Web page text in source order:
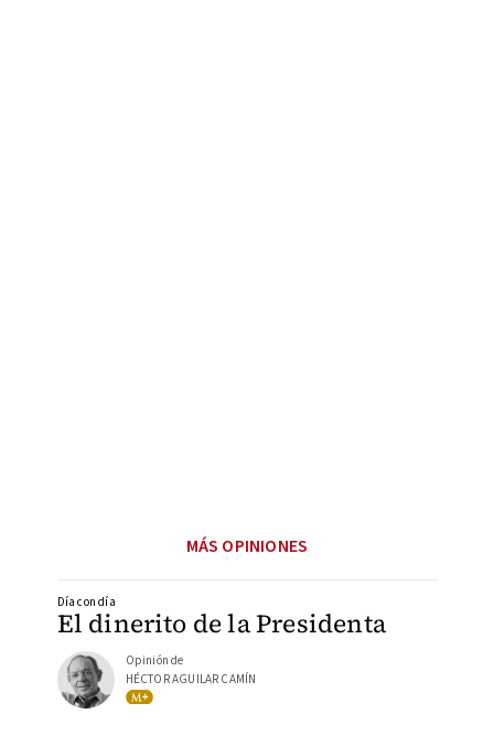
MÁS OPINIONES
El dinerito de la Presidenta
Día con día
Opinión de
HÉCTOR AGUILAR CAMÍN